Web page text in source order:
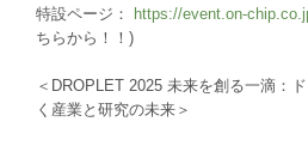
特設ページ：
https://event.on-
ちらから！！)
＜DROPLET 2025 未来を創る一滴：
く産業と研究の未来＞